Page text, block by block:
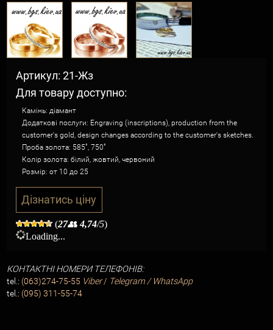
Артикул: 21-Жз
Для товару доступно:
Камінь: діамант
Додаткові послуги: Engraving (inscriptions), production from the
customer's gold, design changes according to the customer's sketches.
Проба золота: 585˚, 750˚
Колір золота: білий, жовтий, червоний
Розмір: от 10 до 25
Дізнатись ціну
(27👥 4,74/5)
Loading...
КОНТАКТНІ НОМЕРИ ТЕЛЕФОНІВ:
tel.: (063)274-75-55 Viber/ Telegram / WhatsApp
tel.: (095) 311-55-74